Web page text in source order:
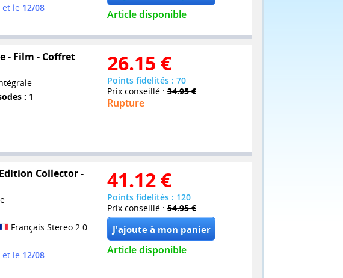
et le 12/08
Article disponible
- Film - Coffret
: 1
26.15 €
Points fidelités : 70
Prix conseillé : 34.95 €
Rupture
Collector -
Français Stereo 2.0
et le 12/08
41.12 €
Points fidelités : 120
Prix conseillé : 54.95 €
Article disponible